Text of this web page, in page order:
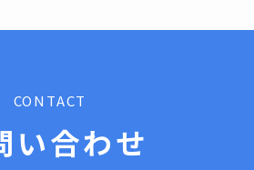
CONTACT
い合わせ